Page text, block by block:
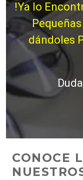
!Ya lo
dándoles
CONOCE